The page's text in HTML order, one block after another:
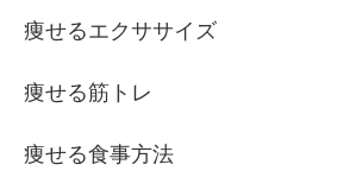
痩せるエクササイズ
痩せる筋トレ
痩せる食事方法